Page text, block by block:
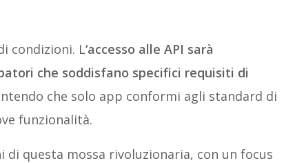
condizioni. L‘accesso alle API sarà
che soddisfano specifici requisiti di
che solo app conformi agli standard di
funzionalità.
questa mossa rivoluzionaria, con un focus